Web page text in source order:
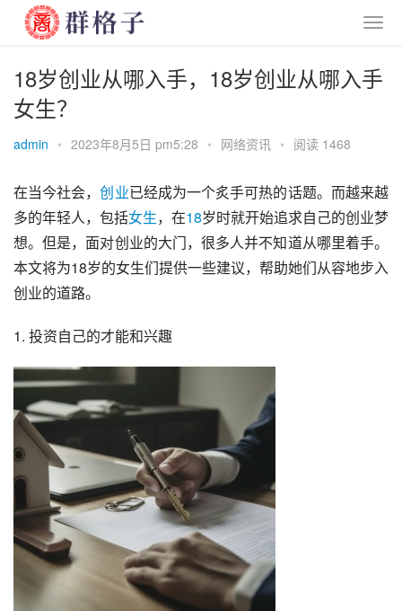
18岁创业从哪入手，18岁创业从哪入手
女生？
admin • 2023年8月5日 pm5:28 • 网络资讯 • 阅读 1468
在当今社会，创业已经成为一个炙手可热的话题。而越来越
多的年轻人，包括女生，在18岁时就开始追求自己的创业梦
想。但是，面对创业的大门，很多人并不知道从哪里着手。
本文将为18岁的女生们提供一些建议，帮助她们从容地步入
创业的道路。
1. 投资自己的才能和兴趣